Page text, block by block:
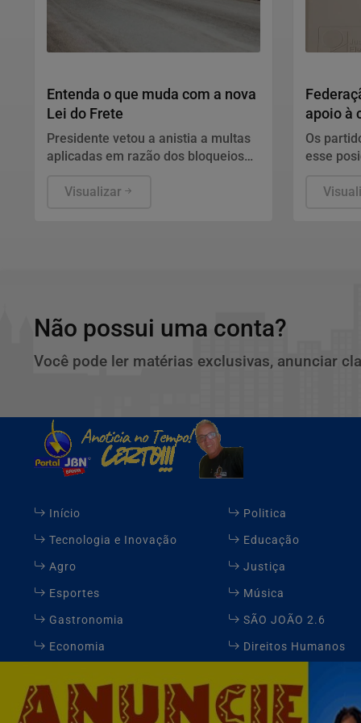
Entenda o que muda com a nova
Lei do Frete
Presidente vetou a anistia a multas
aplicadas em razão dos bloqueios
eleições de 2022.
Visualizar
apoio à
Os
esse
no
Não possui uma conta?
Você pode ler matérias exclusivas, anunciar
Início Politica
Tecnologia e Inovação
Educação
Agro
Justiça
Esportes
Música
Gastronomia
SÃO JOÃO 2.6
Economia
Direitos Humanos